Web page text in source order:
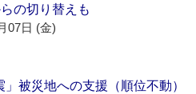
の切り替えも
07日 (金)
被災地への支援（順位不動）